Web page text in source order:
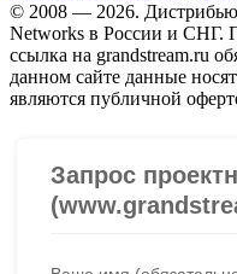
© 2008 — 2026.
Networks в России и СНГ.
ссылка на grandstream.ru
данном сайте данные
являются публичной